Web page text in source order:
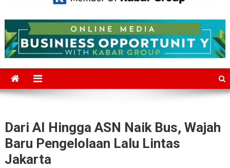
Mediajakarta.com
Dari AI Hingga ASN Naik Bus, Wajah
Baru Pengelolaan Lalu Lintas
Jakarta